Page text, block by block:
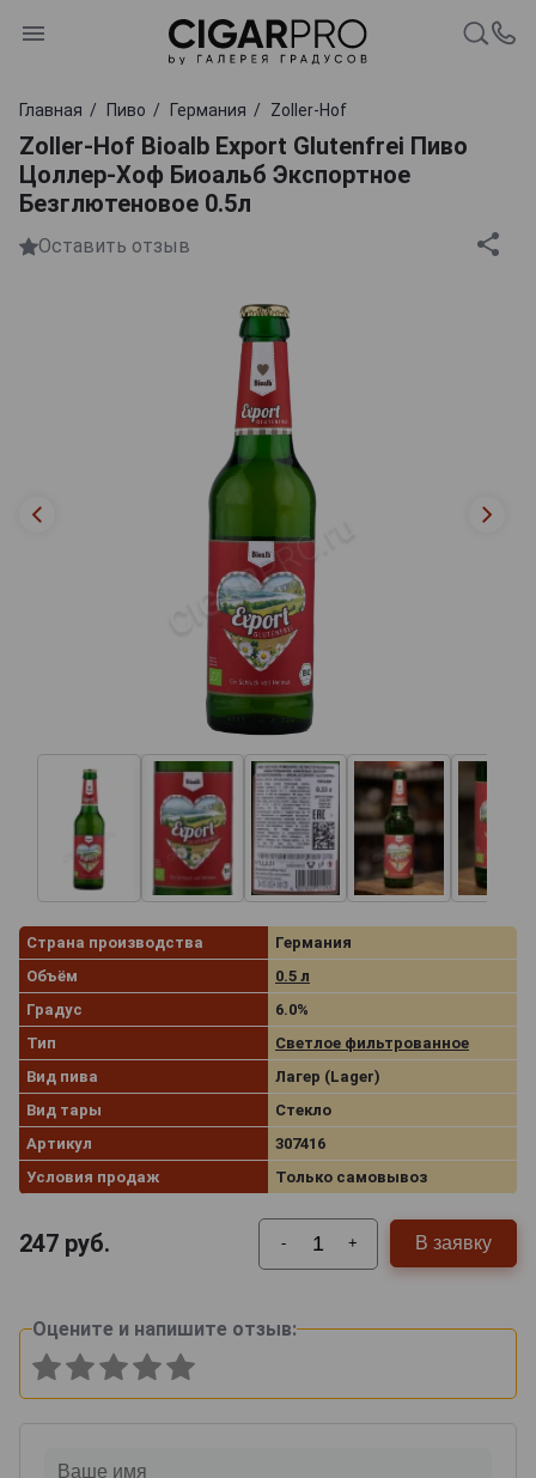
Главная Пиво Германия Zoller-Hof
Zoller-Hof Bioalb Export Glutenfrei Пиво
Цоллер-Хоф Биоальб Экспортное
Безглютеновое 0.5л
Оставить отзыв
Страна производства
Германия
Объём
0.5 л
Градус
6.0%
Тип
Светлое фильтрованное
Вид пива
Лагер (Lager)
Вид тары
Стекло
Артикул
307416
Условия продаж
Только самовывоз
247 руб. - + В заявку
Оцените и напишите отзыв: